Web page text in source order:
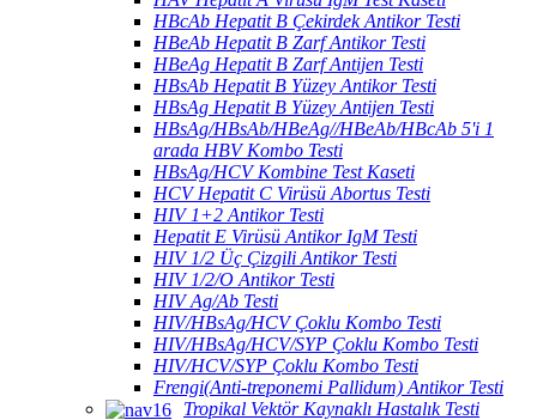
HBcAb Hepatit B Çekirdek Antikor Testi
HBeAb Hepatit B Zarf Antikor Testi
HBeAg Hepatit B Zarf Antijen Testi
HBsAb Hepatit B Yüzey Antikor Testi
HBsAg Hepatit B Yüzey Antijen Testi
HBsAg/HBsAb/HBeAg//HBeAb/HBcAb 5'i 1
arada HBV Kombo Testi
HBsAg/HCV Kombine Test Kaseti
HCV Hepatit C Virüsü Abortus Testi
HIV 1+2 Antikor Testi
Hepatit E Virüsü Antikor IgM Testi
HIV 1/2 Üç Çizgili Antikor Testi
HIV 1/2/O Antikor Testi
HIV Ag/Ab Testi
HIV/HBsAg/HCV Çoklu Kombo Testi
HIV/HBsAg/HCV/SYP Çoklu Kombo Testi
HIV/HCV/SYP Çoklu Kombo Testi
Frengi(Anti-treponemi Pallidum) Antikor Testi
Tropikal Vektör Kaynaklı Hastalık Testi